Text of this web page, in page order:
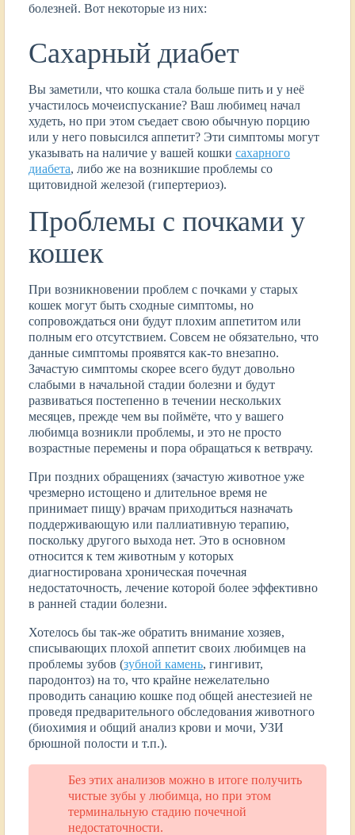
болезней. Вот некоторые из них:
Сахарный диабет
Вы заметили, что кошка стала больше пить и у неё
участилось мочеиспускание? Ваш любимец начал
худеть, но при этом съедает свою обычную порцию
или у него повысился аппетит? Эти симптомы могут
указывать на наличие у вашей кошки сахарного
диабета, либо же на возникшие проблемы со
щитовидной железой (гипертериоз).
Проблемы с почками у
кошек
При возникновении проблем с почками у старых
кошек могут быть сходные симптомы, но
сопровождаться они будут плохим аппетитом или
полным его отсутствием. Совсем не обязательно, что
данные симптомы проявятся как-то внезапно.
Зачастую симптомы скорее всего будут довольно
слабыми в начальной стадии болезни и будут
развиваться постепенно в течении нескольких
месяцев, прежде чем вы поймёте, что у вашего
любимца возникли проблемы, и это не просто
возрастные перемены и пора обращаться к ветврачу.
При поздних обращениях (зачастую животное уже
чрезмерно истощено и длительное время не
принимает пищу) врачам приходиться назначать
поддерживающую или паллиативную терапию,
поскольку другого выхода нет. Это в основном
относится к тем животным у которых
диагностирована хроническая почечная
недостаточность, лечение которой более эффективно
в ранней стадии болезни.
Хотелось бы так-же обратить внимание хозяев,
списывающих плохой аппетит своих любимцев на
проблемы зубов (зубной камень, гингивит,
пародонтоз) на то, что крайне нежелательно
проводить санацию кошке под общей анестезией не
проведя предварительного обследования животного
(биохимия и общий анализ крови и мочи, УЗИ
брюшной полости и т.п.).
Без этих анализов можно в итоге получить
чистые зубы у любимца, но при этом
терминальную стадию почечной
недостаточности.